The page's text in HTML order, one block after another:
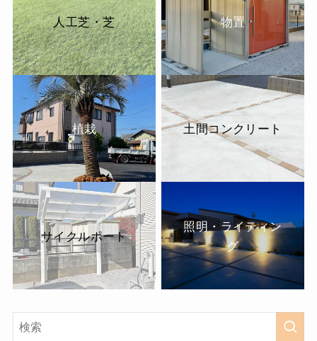
人工芝・芝 物置
植栽 土間コンクリート
サイクルポート
照明・ライティン
グ